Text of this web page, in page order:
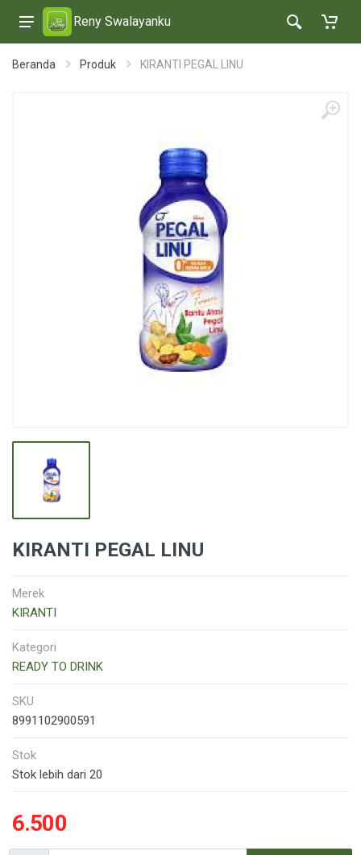
Reny Swalayanku
Beranda Produk KIRANTI PEGAL LINU
KIRANTI PEGAL LINU
Merek
KIRANTI
Kategori
READY TO DRINK
SKU
8991102900591
Stok
Stok lebih dari 20
6.500